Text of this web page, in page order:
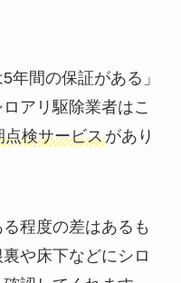
年間の保証がある」
アリ駆除業者はこ
点検サービスがあり
程度の差はあるも
や床下などにシロ